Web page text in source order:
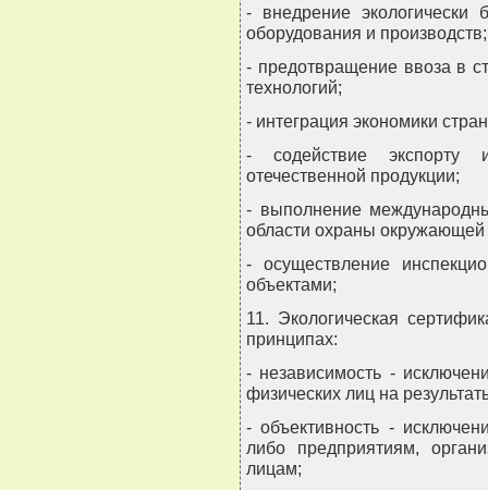
- внедрение экологически
оборудования и производств;
- предотвращение ввоза в
технологий;
- интеграция экономики
- содействие экспорту
отечественной продукции;
- выполнение
области охраны
- осуществление
объектами;
11. Экологическая
принципах:
- независимость -
физических лиц на
- объективность -
либо предприятиям,
лицам;